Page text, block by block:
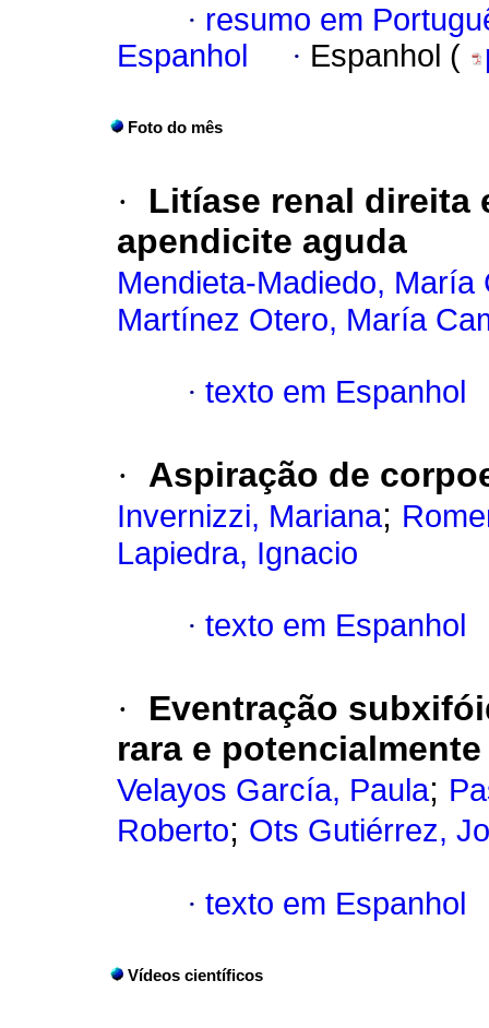
· resumo em
Espanhol
· Espanhol (
Foto do mês
·
Litíase renal direita
apendicite aguda
Mendieta-Madiedo, María
Martínez Otero, María
· texto em Espanhol
· Aspiração de
Invernizzi, Mariana;
Lapiedra, Ignacio
· texto em Espanhol
·
Eventração
rara e
Velayos García, Paula;
Roberto; Ots Gutiérrez,
· texto em Espanhol
Vídeos científicos